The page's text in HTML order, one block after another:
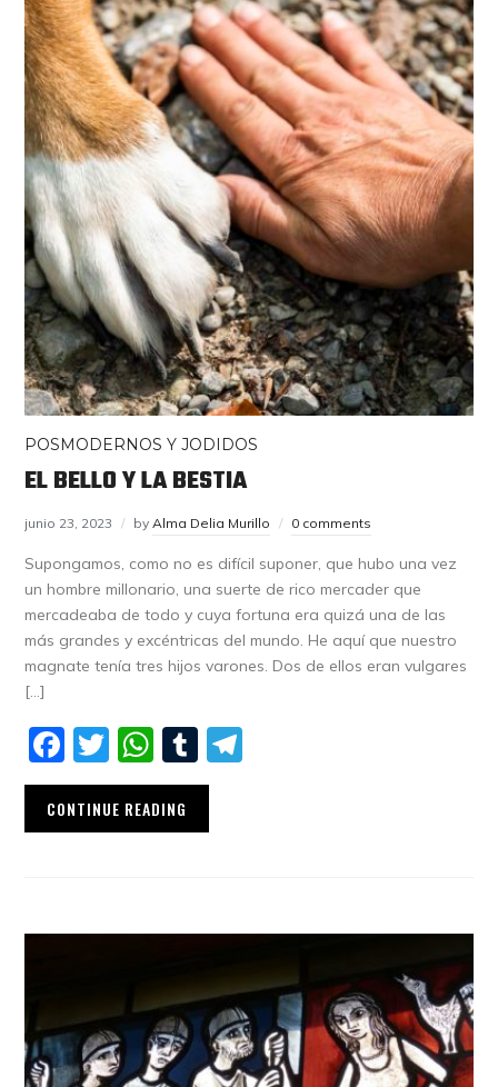
POSMODERNOS Y JODIDOS
EL BELLO Y LA BESTIA
junio 23, 2023 byAlma Delia Murillo 0 comments
Supongamos, como no es difícil suponer, que hubo una vez
un hombre millonario, una suerte de rico mercader que
mercadeaba de todo y cuya fortuna era quizá una de las
más grandes y excéntricas del mundo. He aquí que nuestro
magnate tenía tres hijos varones. Dos de ellos eran vulgares
[…]
Facebook
Twitter
WhatsApp
Tumblr
CONTINUE READING